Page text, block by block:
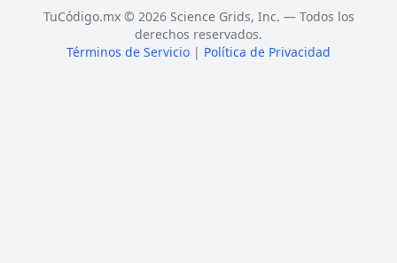
TuCódigo.mx © 2026 Science Grids, Inc. — Todos los
derechos reservados.
Términos de Servicio | Política de Privacidad